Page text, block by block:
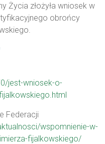
Życia złożyła wniosek w
obrońcy
jest-wniosek-o-
Federacji
wspomnienie-w-
fijalkowskiego/